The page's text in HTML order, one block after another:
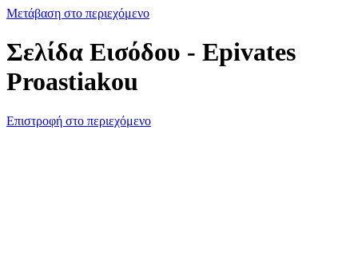
Μετάβαση στο περιεχόμενο
Σελίδα Εισόδου - Epivates
Proastiakou
Επιστροφή στο περιεχόμενο